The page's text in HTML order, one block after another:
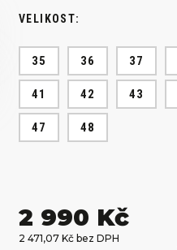
VELIKOST:
35 36 37
41 42 43
47 48
2 990 Kč
2 471,07 Kč bez DPH